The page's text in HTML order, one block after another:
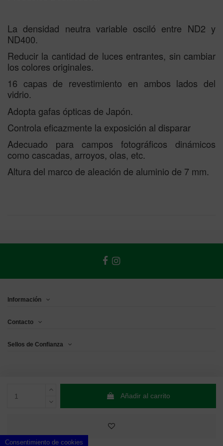
Añadir al carrito
La densidad neutra variable osciló entre ND2 y
ND400.
Reducir la cantidad de luces entrantes, sin cambiar
los colores originales.
16 capas de revestimiento en ambos lados del
vidrio.
Adopta gafas ópticas de Japón.
Controla eficazmente la exposición al disparar
Adecuado para campos fotográficos dinámicos
como cascadas, arroyos, olas, etc.
Altura del marco de aleación de aluminio de 7 mm.
Información
Contacto
Sellos de Confianza
Consentimiento de cookies